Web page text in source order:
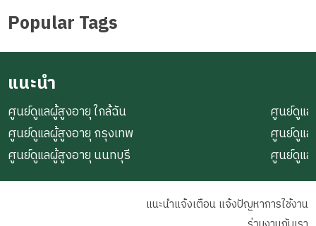
Popular Tags
แนะนำ
ศูนย์ดูแลผู้สูงอายุ ใกล้ฉัน
ศูนย์ดูแลผู้สูงอายุ กรุงเทพ
ศูนย์ดูแลผู้สูงอายุ นนทบุรี
ศูนย์ดูแ
ศูนย์ดูแ
ศูนย์ดูแ
แนะนำแจ้งเตือน แจ้งปัญหาการใช้งาน